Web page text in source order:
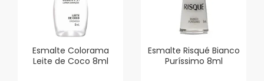
Esmalte Colorama
Leite de Coco 8ml
Esmalte Risqué Bianco
Puríssimo 8ml